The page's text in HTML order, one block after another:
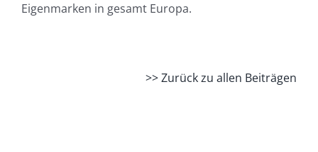
Eigenmarken in gesamt Europa.
>> Zurück zu allen Beiträgen